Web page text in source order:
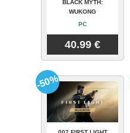
BLACK MYTH:
WUKONG
PC
40.99 €
-50%